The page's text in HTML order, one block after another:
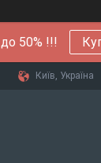
50% !!!
Київ, Україна